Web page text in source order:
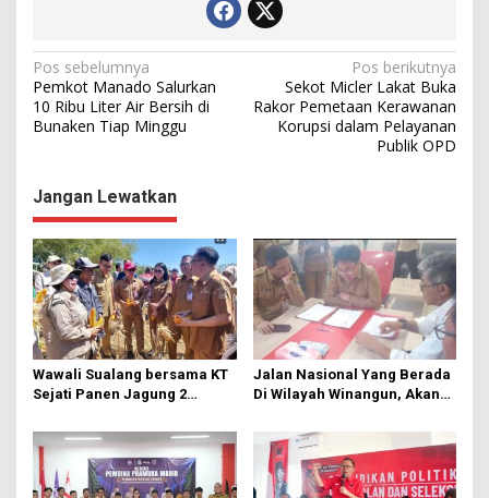
N
a
v
g
a
s
i
p
o
s
Pos sebelumnya
Pemkot Manado Salurkan
10 Ribu Liter Air Bersih di
Bunaken Tiap Minggu
Pos berikutnya
Sekot Micler Lakat Buka
Rakor Pemetaan Kerawanan
Korupsi dalam Pelayanan
Publik OPD
Jangan Lewatkan
Wawali Sualang bersama KT
Sejati Panen Jagung 2
Jalan Nasional Yang Berada
Di Wilayah Winangun, Akan